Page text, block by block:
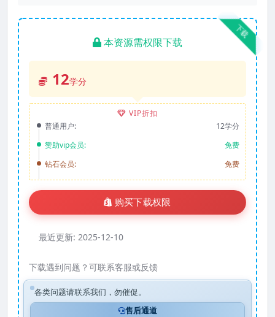
下载
本资源需权限下载
12学分
VIP折扣
普通用户:
12学分
赞助vip会员:
免费
钻石会员:
免费
购买下载权限
最近更新: 2025-12-10
下载遇到问题？可联系客服或反馈
各类问题请联系我们，勿催促。
售后通道